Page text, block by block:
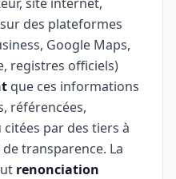
des plateformes
Google Maps,
registres officiels)
que ces informations
référencées,
par des tiers à
transparence. La
renonciation